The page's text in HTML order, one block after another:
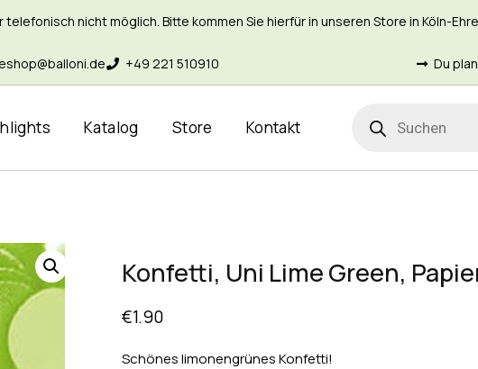
nicht möglich. Bitte kommen Sie hierfür in unseren Store in Köln-
eshop@balloni.de +49 221 510910 Du
Katalog Store Kontakt
Konfetti, Uni Lime Green,
€1.90
Schönes limonengrünes Konfetti!